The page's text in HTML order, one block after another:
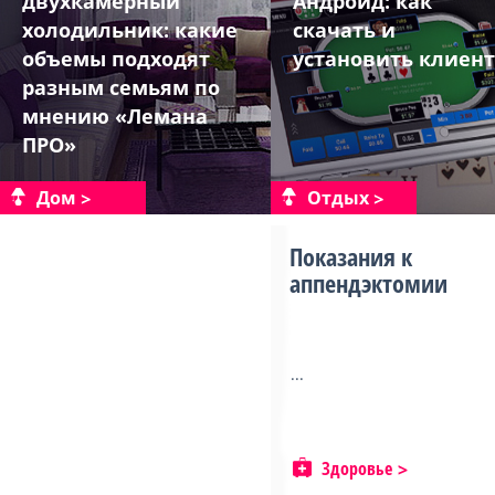
холодильник: какие
объемы подходят
разным семьям по
мнению «Лемана
ПРО»
Дом
скачать и
установить
Отдых
Показания к
аппендэктомии
...
Здоровье